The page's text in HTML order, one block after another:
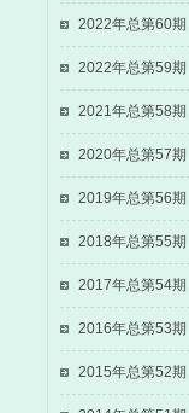
2022年总第60期
2022年总第59期
2021年总第58期
2020年总第57期
2019年总第56期
2018年总第55期
2017年总第54期
2016年总第53期
2015年总第52期